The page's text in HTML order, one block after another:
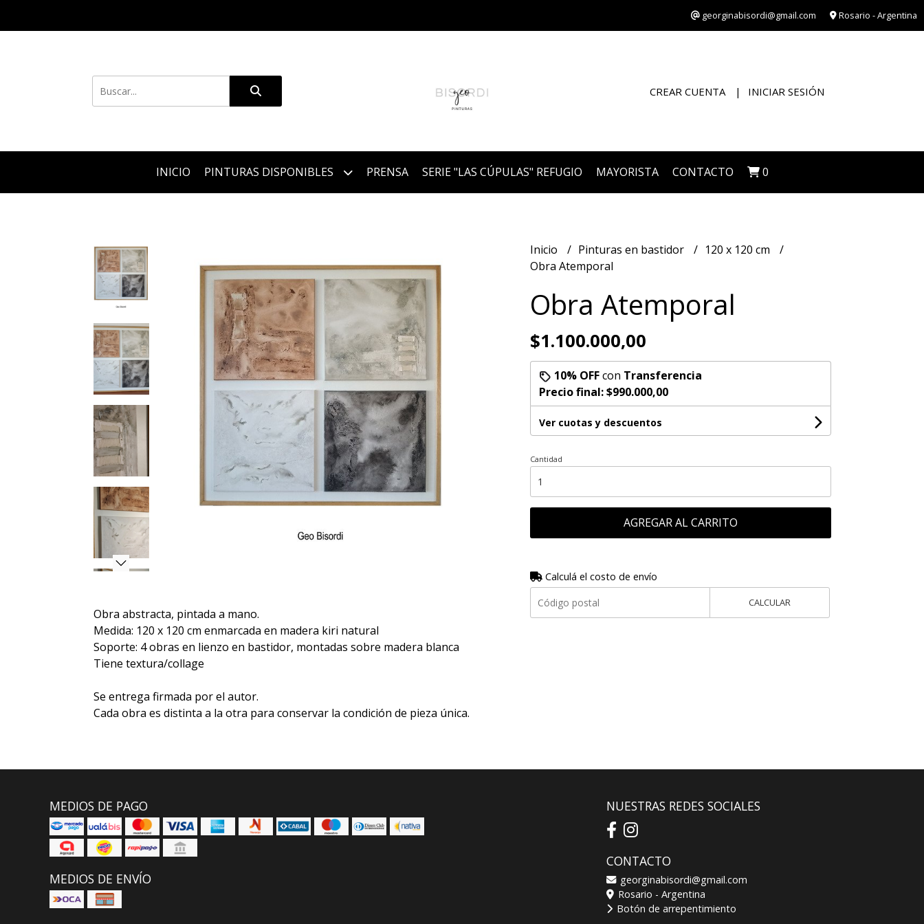
georginabisordi@gmail.com Rosario - Argentina
CREAR CUENTA INICIAR SESIÓN
INICIO PINTURAS DISPONIBLES PRENSA SERIE "LAS CÚPULAS" REFUGIO MAYORISTA CONTACTO 0
Obra abstracta, pintada a mano.
Medida: 120 x 120 cm enmarcada en madera kiri natural
Soporte: 4 obras en lienzo en bastidor, montadas sobre madera blanca
Tiene textura/collage
Se entrega firmada por el autor.
Cada obra es distinta a la otra para conservar la condición de pieza única.
Inicio Pinturas en bastidor
120 x 120 cm
Obra Atemporal
Obra Atemporal
$1.100.000,00
10% OFFcon Transferencia
Precio final:$990.000,00
Ver cuotas y descuentos
Cantidad
AGREGAR AL CARRITO
Calculá el costo de envío
CALCULAR
MEDIOS DE PAGO
MEDIOS DE ENVÍO
NUESTRAS REDES SOCIALES
CONTACTO
georginabisordi@gmail.com
Rosario - Argentina
Botón de arrepentimiento